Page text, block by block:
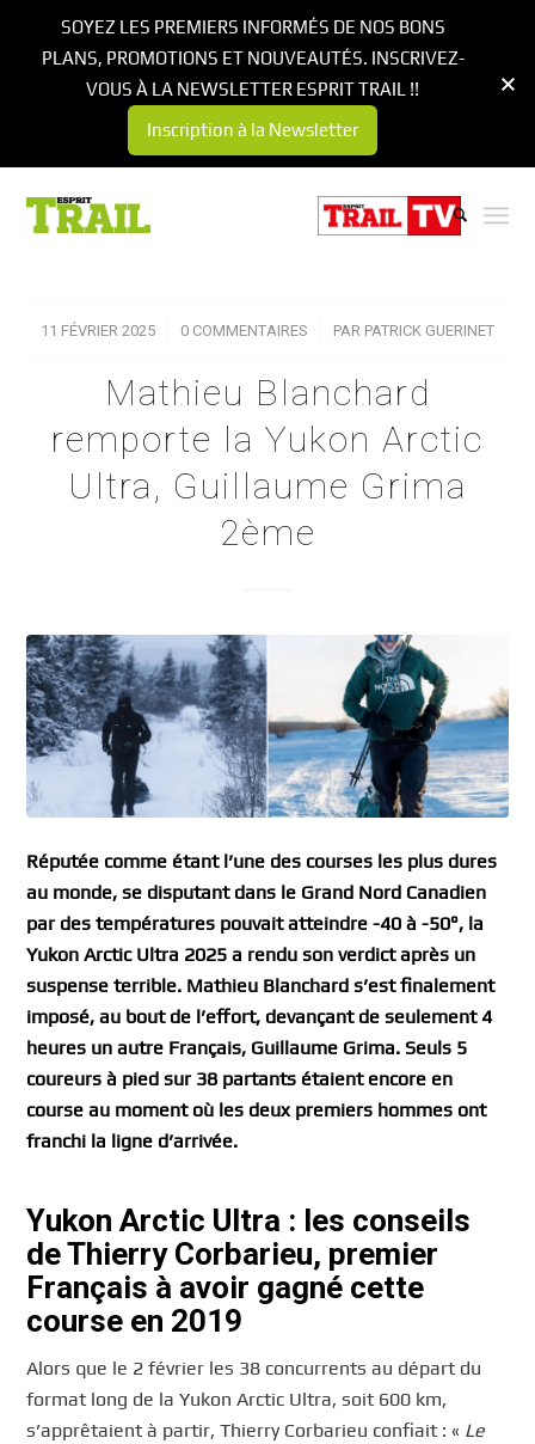
11 FÉVRIER 2025
/ 0 COMMENTAIRES
/ PAR PATRICK GUERINET
Mathieu Blanchard
remporte la Yukon Arctic
Ultra, Guillaume Grima
2ème
Réputée comme étant l’une des courses les plus dures
au monde, se disputant dans le Grand Nord Canadien
par des températures pouvait atteindre -40 à -50°, la
Yukon Arctic Ultra 2025 a rendu son verdict après un
suspense terrible. Mathieu Blanchard s’est finalement
imposé, au bout de l’effort, devançant de seulement 4
heures un autre Français, Guillaume Grima. Seuls 5
coureurs à pied sur 38 partants étaient encore en
course au moment où les deux premiers hommes ont
franchi la ligne d’arrivée.
Yukon Arctic Ultra : les conseils
de Thierry Corbarieu, premier
Français à avoir gagné cette
course en 2019
Alors que le 2 février les 38 concurrents au départ du
format long de la Yukon Arctic Ultra, soit 600 km,
s’apprêtaient à partir, Thierry Corbarieu confiait : « Le
SOYEZ LES PREMIERS INFORMÉS DE NOS BONS
PLANS, PROMOTIONS ET NOUVEAUTÉS. INSCRIVEZ-
VOUS À LA NEWSLETTER ESPRIT TRAIL !!
Inscription à la Newsletter